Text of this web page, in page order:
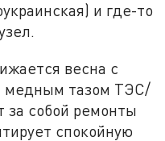
и где-то
весна с
медным тазом ТЭС/
за собой ремонты
спокойную